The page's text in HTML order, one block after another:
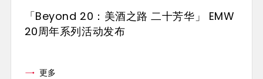
「Beyond 20：美酒之路 二十芳华」 EMW
20周年系列活动发布
更多